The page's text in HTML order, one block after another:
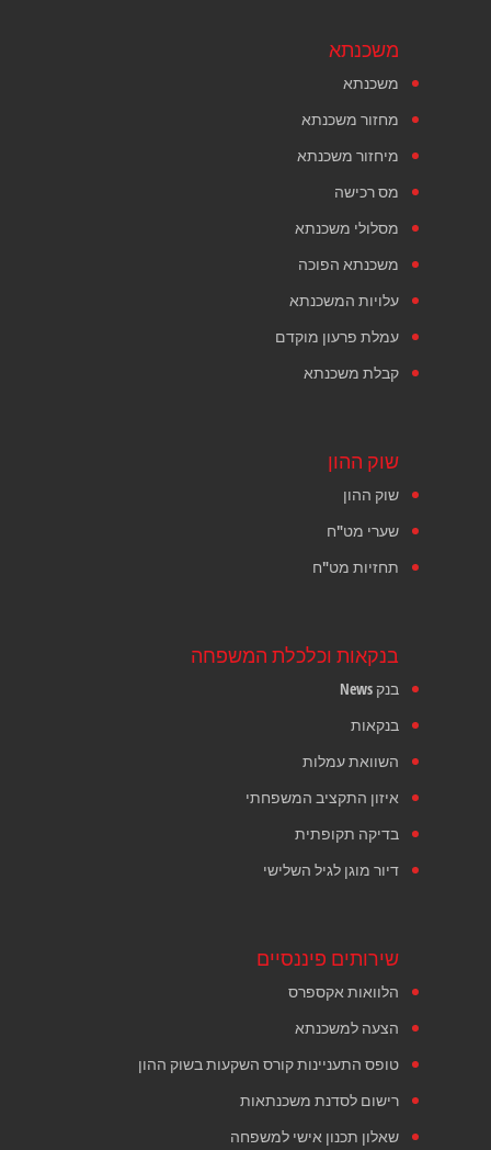
משכנתא
משכנתא
מחזור משכנתא
מיחזור משכנתא
מס רכישה
מסלולי משכנתא
משכנתא הפוכה
עלויות המשכנתא
עמלת פרעון מוקדם
קבלת משכנתא
שוק ההון
שוק ההון
שערי מט"ח
תחזיות מט"ח
בנקאות וכלכלת המשפחה
בנק News
בנקאות
השוואת עמלות
איזון התקציב המשפחתי
בדיקה תקופתית
דיור מוגן לגיל השלישי
שירותים פיננסיים
הלוואות אקספרס
הצעה למשכנתא
טופס התעניינות קורס השקעות בשוק ההון
רישום לסדנת משכנתאות
שאלון תכנון אישי למשפחה